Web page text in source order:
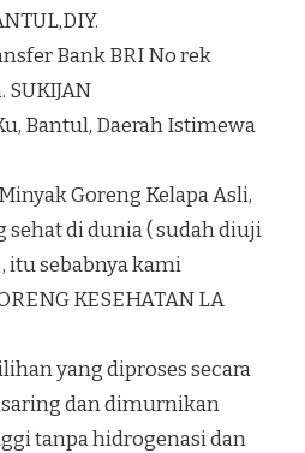
Bank BRI No rek
SUKIJAN
Bantul, Daerah Istimewa
Goreng Kelapa Asli,
sehat di dunia ( sudah diuji
itu sebabnya kami
KESEHATAN LA
yang diproses secara
dan dimurnikan
tanpa hidrogenasi dan